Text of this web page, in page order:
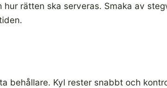
rätten ska serveras. Smaka av
behållare. Kyl rester snabbt och